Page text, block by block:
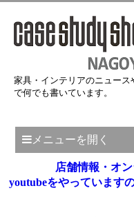
家具・インテリアのニュース
で何でも書いています。
メニューを開く
店舗情報・オ
youtubeをやっています